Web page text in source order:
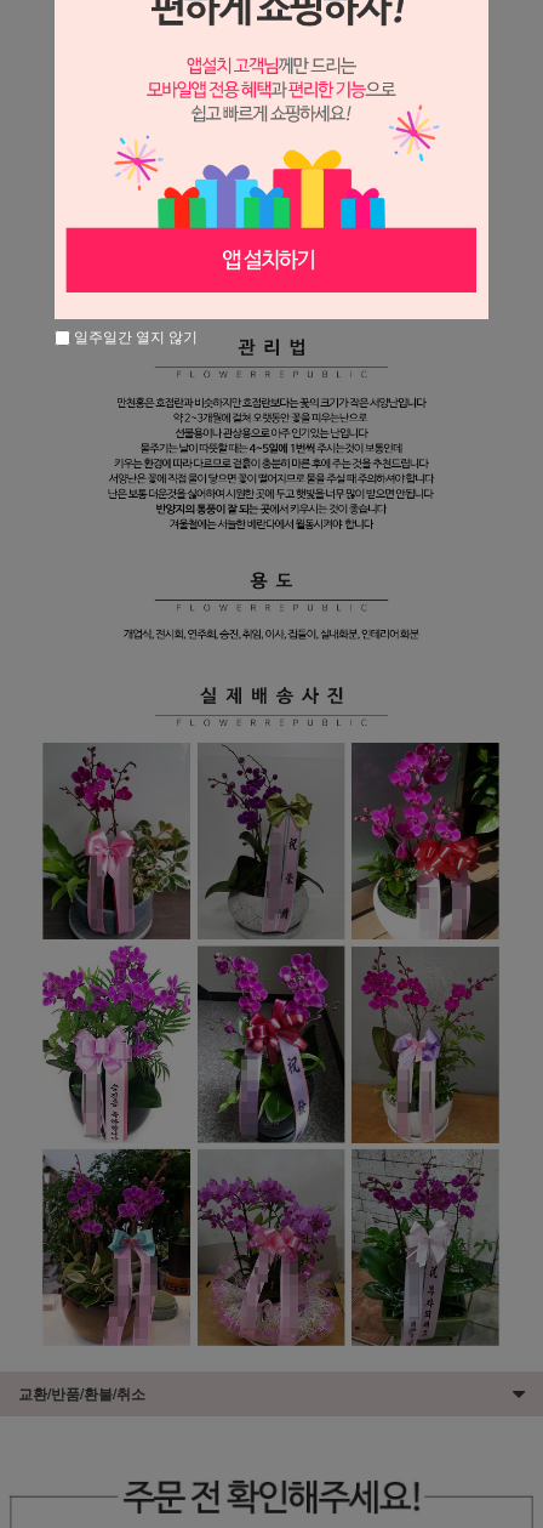
교환/반품/환불/취소
일주일간 열지 않기